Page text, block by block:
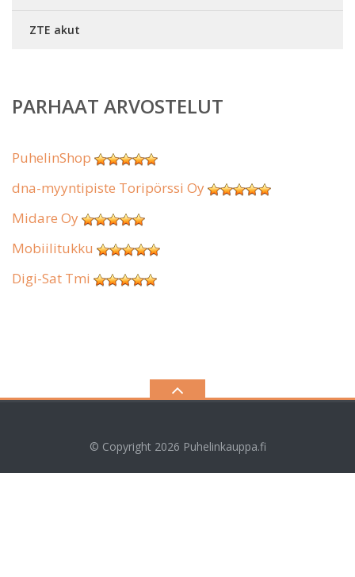
ZTE akut
PARHAAT ARVOSTELUT
PuhelinShop
dna-myyntipiste Toripörssi Oy
Midare Oy
Mobiilitukku
Digi-Sat Tmi
© Copyright 2026 Puhelinkauppa.fi